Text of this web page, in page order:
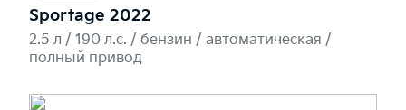
Sportage 2022
2.5 л / 190 л.c. / бензин / автоматическая /
полный привод